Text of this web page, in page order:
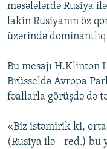
məsələlərdə Rusiya
lakin Rusiyanın öz
üzərində dominantlıq
Bu mesajı H.Klinton
Brüsseldə Avropa
fəallarla görüşdə də
«Biz istəmirik ki,
(Rusiya ilə - red.) bu